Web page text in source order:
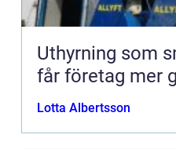
Uthyrning som
får företag mer
Lotta Albertsson